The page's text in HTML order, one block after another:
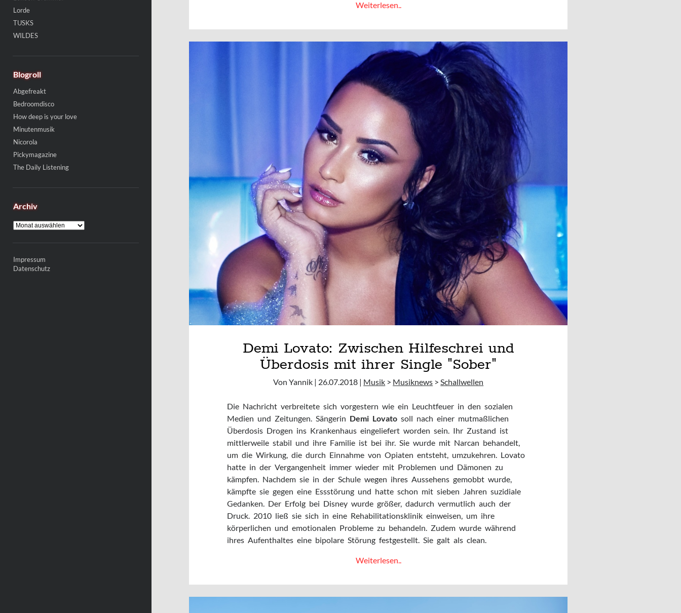
Lorde
TUSKS
WILDES
Blogroll
Abgefreakt
Bedroomdisco
How deep is your love
Minutenmusik
Nicorola
Pickymagazine
The Daily Listening
Archiv
Archiv
Impressum
Datenschutz
Weiterlesen..
R&B:
Rosalía
–
no
sales
(Cap.4:
Disputa)
Demi Lovato: Zwischen Hilfeschrei und
Überdosis mit ihrer Single "Sober"
Von Yannik | 26.07.2018 | Musik > Musiknews >Schallwellen
Die Nachricht verbreitete sich vorgestern wie ein Leuchtfeuer in den sozialen
Medien und Zeitungen. Sängerin Demi Lovato soll nach einer mutmaßlichen
Überdosis Drogen ins Krankenhaus eingeliefert worden sein. Ihr Zustand ist
mittlerweile stabil und ihre Familie ist bei ihr. Sie wurde mit Narcan behandelt,
um die Wirkung, die durch Einnahme von Opiaten entsteht, umzukehren. Lovato
hatte in der Vergangenheit immer wieder mit Problemen und Dämonen zu
kämpfen. Nachdem sie in der Schule wegen ihres Aussehens gemobbt wurde,
kämpfte sie gegen eine Essstörung und hatte schon mit sieben Jahren suzidiale
Gedanken. Der Erfolg bei Disney wurde größer, dadurch vermutlich auch der
Druck. 2010 ließ sie sich in eine Rehabilitationsklinik einweisen, um ihre
körperlichen und emotionalen Probleme zu behandeln. Zudem wurde während
ihres Aufenthaltes eine bipolare Störung festgestellt. Sie galt als clean.
Weiterlesen..
Zwischen
Hilfeschrei